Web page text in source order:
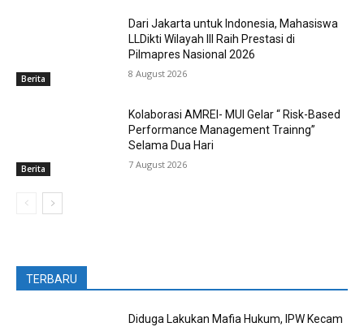
Berita
Dari Jakarta untuk Indonesia, Mahasiswa
LLDikti Wilayah III Raih Prestasi di
Pilmapres Nasional 2026
8 August 2026
Berita
Kolaborasi AMREI- MUI Gelar “ Risk-Based
Performance Management Trainng”
Selama Dua Hari
7 August 2026
TERBARU
Diduga Lakukan Mafia Hukum, IPW Kecam